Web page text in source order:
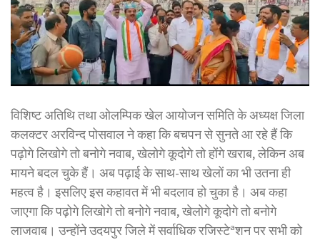
विशिष्ट अतिथि तथा ओलम्पिक खेल आयोजन समिति के अध्यक्ष जिला
कलक्टर अरविन्द पोसवाल ने कहा कि बचपन से सुनते आ रहे हैं कि
पढ़ोगे लिखोगे तो बनोगे नवाब, खेलोगे कूदोगे तो होंगे खराब, लेकिन अब
मायने बदल चुके हैं। अब पढ़ाई के साथ-साथ खेलों का भी उतना ही
महत्व है। इसलिए इस कहावत में भी बदलाव हो चुका है। अब कहा
जाएगा कि पढ़ोगे लिखोगे तो बनोगे नवाब, खेलोगे कूदोगे तो बनोगे
लाजवाब। उन्होंने उदयपुर जिले में सर्वाधिक रजिस्टेªशन पर सभी को